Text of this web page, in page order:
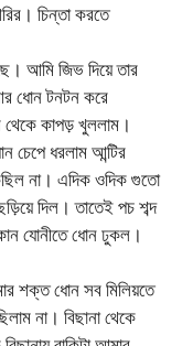
চিন্তা করতে
আমি জিভ দিয়ে তার
ধোন টনটন করে
কাপড় খুললাম।
ধরলাম আন্টির
না। এদিক ওদিক গুতো
দিল। তাতেই পচ শব্দ
যোনীতে ধোন ঢুকল।
শক্ত ধোন সব মিলিয়তে
না। বিছানা থেকে